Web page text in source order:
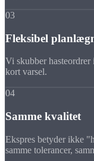
03
Fleksibel
Vi skubber
kort varsel.
04
Samme kvalitet
Ekspres betyder ikke
samme tolerancer,